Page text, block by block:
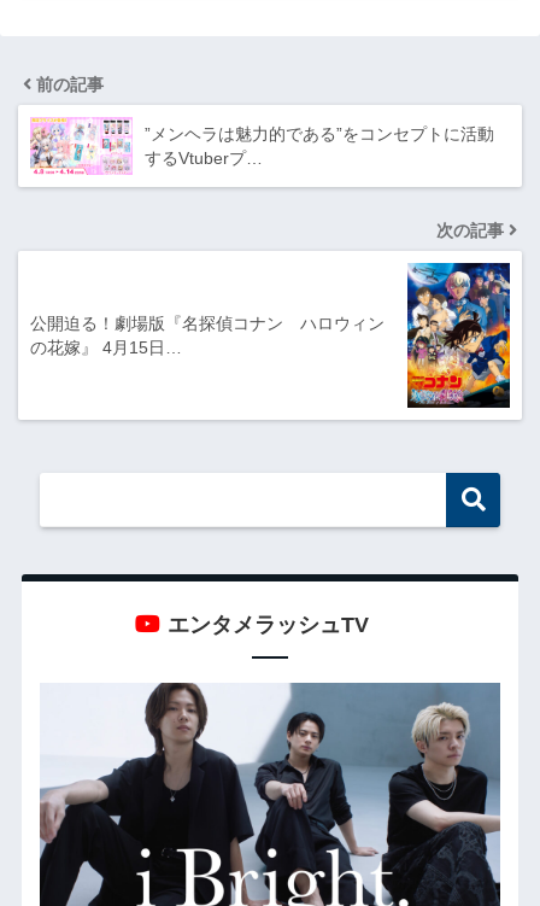
前の記事
”メンヘラは魅力的である”をコンセプトに活動
するVtuberプ…
次の記事
公開迫る！劇場版『名探偵コナン ハロウィン
の花嫁』 4月15日…
エンタメラッシュTV